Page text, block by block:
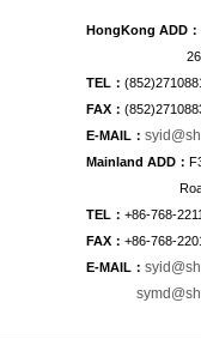
HongKong ADD：
26-38 Kwai
TEL：
FAX：
E-MAIL：
Mainland ADD：
TEL： +86-768-
FAX： +86-768-
E-MAIL：